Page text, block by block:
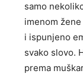
samo
imenom
i ispunjeno
svako slovo.
prema